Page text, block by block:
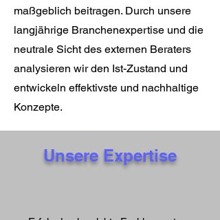
maßgeblich beitragen. Durch unsere
langjährige Branchenexpertise und die
neutrale Sicht des externen Beraters
analysieren wir den Ist-Zustand und
entwickeln effektivste und nachhaltige
Konzepte.
Unsere Expertise